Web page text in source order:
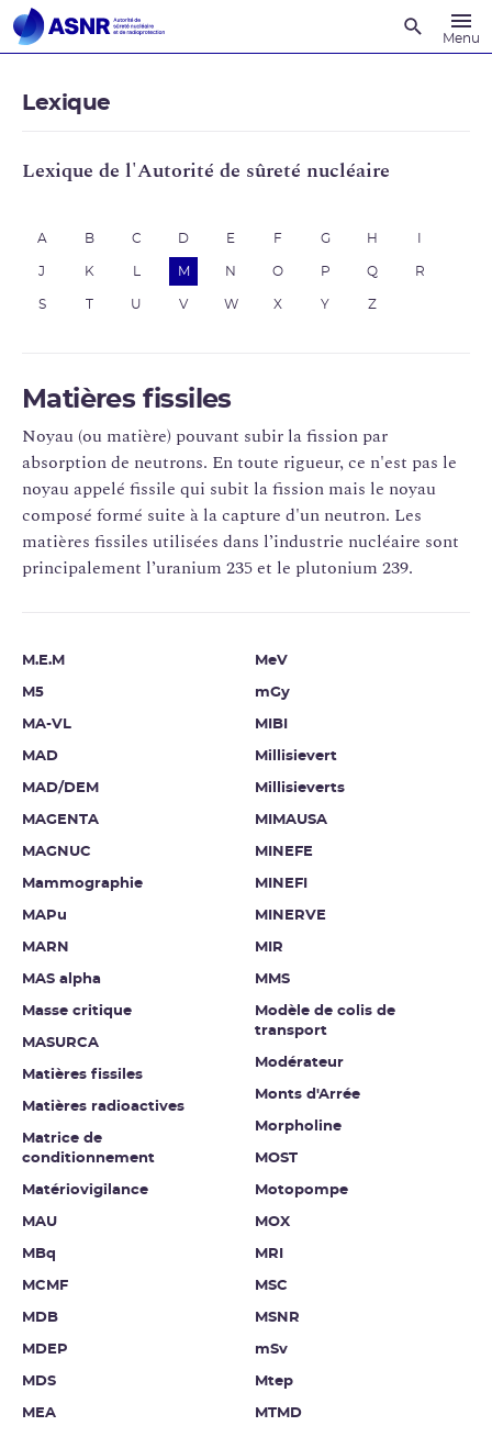
Menu
Lexique
Lexique de l'Autorité de sûreté nucléaire
A B C D E F G H
J K M N O P Q R
S U V W X Y Z
Matières fissiles
Noyau (ou matière) pouvant subir la fission par
absorption de neutrons. En toute rigueur, ce n'est pas le
noyau appelé fissile qui subit la fission mais le noyau
composé formé suite à la capture d'un neutron. Les
matières fissiles utilisées dans l’industrie nucléaire sont
principalement l’uranium 235 et le plutonium 239.
M.E.M
M5
MA-VL
MAD
MAD/DEM
MAGENTA
MAGNUC
Mammographie
MAPu
MARN
MAS alpha
Masse critique
MASURCA
Matières fissiles
Matières radioactives
Matrice de
conditionnement
Matériovigilance
MAU
MBq
MCMF
MDB
MDEP
MDS
MEA
MeV
mGy
MIBI
Millisievert
Millisieverts
MIMAUSA
MINEFE
MINEFI
MINERVE
MIR
MMS
Modèle de colis de
transport
Modérateur
Monts d'Arrée
Morpholine
MOST
Motopompe
MOX
MRI
MSC
MSNR
mSv
Mtep
MTMD